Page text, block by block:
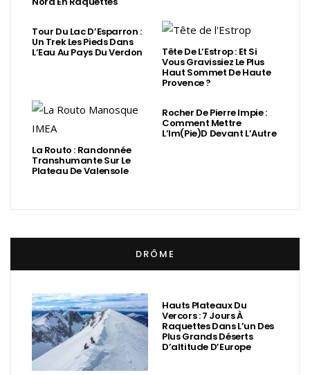
Tour Du Lac D’Esparron :
Un Trek Les Pieds Dans
L’Eau Au Pays Du Verdon Tête De L’Estrop : Et Si
Vous Gravissiez Le Plus
Haut Sommet De Haute
Provence ?
La Routo : Randonnée
Transhumante Sur Le
Plateau De Valensole
Rocher De Pierre Impie :
Comment Mettre
L’Im(Pie)d Devant L’Autre
DRÔME
Hauts Plateaux Du
Vercors : 7 Jours À
Raquettes Dans L’un Des
Plus Grands Déserts
D’altitude D’Europe